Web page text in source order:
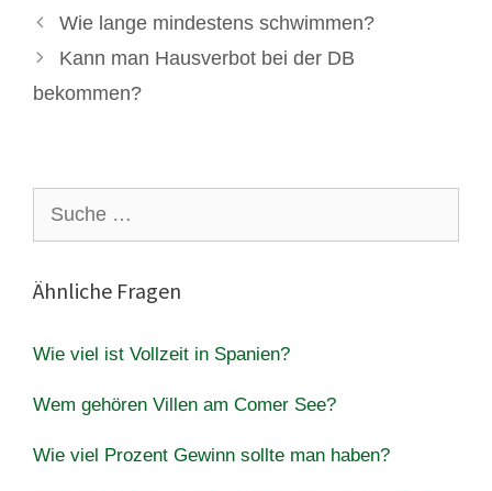
Wie lange mindestens schwimmen?
Kann man Hausverbot bei der DB
bekommen?
nach:
Ähnliche Fragen
Wie viel ist Vollzeit in Spanien?
Wem gehören Villen am Comer See?
Wie viel Prozent Gewinn sollte man haben?